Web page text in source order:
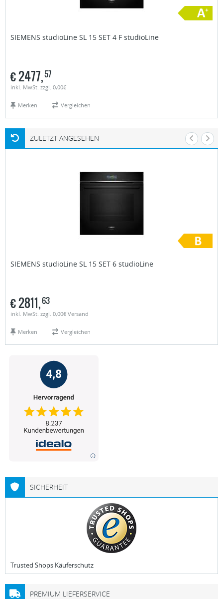
SIEMENS studioLine SL 15 SET 4 F studioLine
€2477,57
inkl. MwSt. zzgl. 0,00€
Merken Vergleichen
ZULETZT ANGESEHEN
SIEMENS studioLine SL 15 SET 6 studioLine
€2811,63
inkl. MwSt. zzgl. 0,00€ Versand
Merken Vergleichen
SICHERHEIT
Trusted Shops Käuferschutz
PREMIUM LIEFERSERVICE